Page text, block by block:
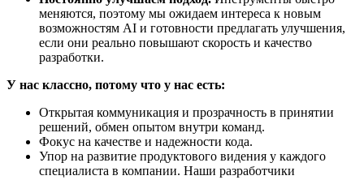
меняются, поэтому мы ожидаем интереса к новым
возможностям AI и готовности предлагать улучшения,
если они реально повышают скорость и качество
разработки.
У нас классно, потому что у нас есть:
Открытая коммуникация и прозрачность в принятии
решений, обмен опытом внутри команд.
Фокус на качестве и надежности кода.
Упор на развитие продуктового видения у каждого
специалиста в компании. Наши разработчики